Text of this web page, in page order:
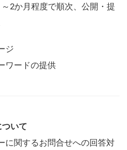
2か月程度で順次、公開・提
ジ
ワードの提供
いて
に関するお問合せへの回答対